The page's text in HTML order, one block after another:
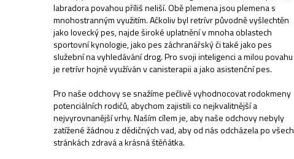
labradora povahou příliš neliší. Obě plemena jsou plemena s
mnohostranným využitím. Ačkoliv byl retrívr původně vyšlechtěn
jako lovecký pes, najde široké uplatnění v mnoha oblastech
sportovní kynologie, jako pes záchranářský či také jako pes
služební na vyhledávání drog. Pro svoji inteligenci a milou povahu
je retrívr hojně využíván v canisterapii a jako asistenční pes.
Pro naše odchovy se snažíme pečlivě vyhodnocovat rodokmeny
potenciálních rodičů, abychom zajistili co nejkvalitnější a
nejvyrovnanější vrhy. Naším cílem je, aby naše odchovy nebyly
zatížené žádnou z dědičných vad, aby od nás odcházela po všech
stránkách zdravá a krásná štěňátka.